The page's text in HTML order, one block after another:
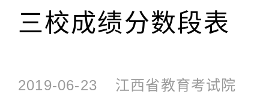
三校成绩分数段表
2019-06-23 江西省教育考试院